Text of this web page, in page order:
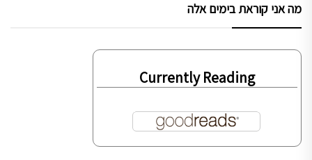
מה אני קוראת בימים אלה
Currently Reading